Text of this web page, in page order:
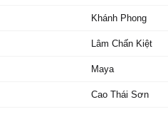
Khánh Phong
Lâm Chấn Kiệt
Maya
Cao Thái Sơn